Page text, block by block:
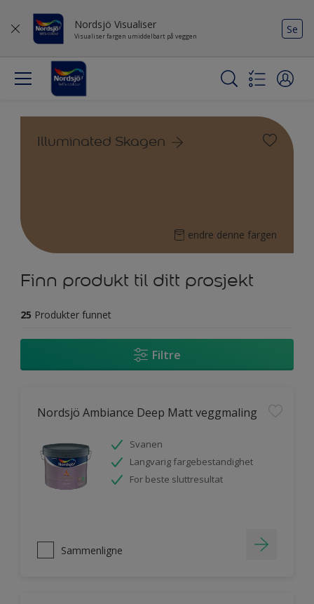
Nordsjö Visualiser
Visualiser fargen umiddelbart på veggen
Se
Illuminated Skagen
endre denne fargen
Finn produkt til ditt prosjekt
25 Produkter funnet
Filtre
Nordsjö Ambiance Deep Matt veggmaling
Svanen
Langvarig fargebestandighet
For beste sluttresultat
Sammenligne